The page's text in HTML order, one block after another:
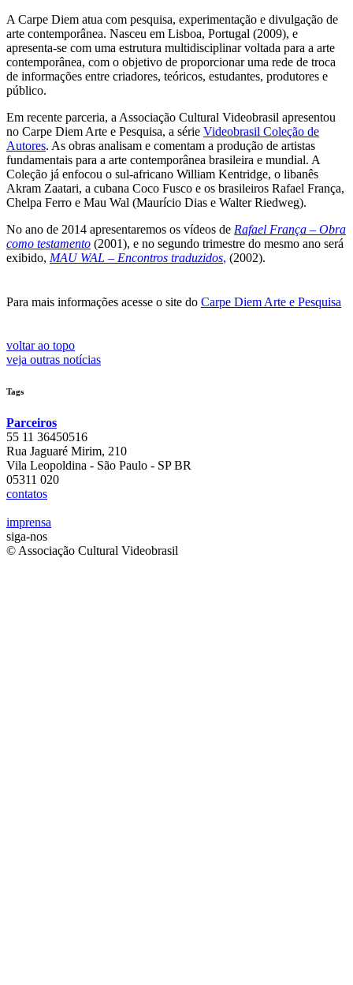
A Carpe Diem atua com pesquisa, experimentação e divulgação de
arte contemporânea. Nasceu em Lisboa, Portugal (2009), e
apresenta-se com uma estrutura multidisciplinar voltada para a arte
contemporânea, com o objetivo de proporcionar uma rede de troca
de informações entre criadores, teóricos, estudantes, produtores e
público.
Em recente parceria, a Associação Cultural Videobrasil apresentou
no Carpe Diem Arte e Pesquisa, a série Videobrasil Coleção de
Autores. As obras analisam e comentam a produção de artistas
fundamentais para a arte contemporânea brasileira e mundial. A
Coleção já enfocou o sul-africano William Kentridge, o libanês
Akram Zaatari, a cubana Coco Fusco e os brasileiros Rafael França,
Chelpa Ferro e Mau Wal (Maurício Dias e Walter Riedweg).
No ano de 2014 apresentaremos os vídeos de Rafael França – Obra
como testamento (2001), e no segundo trimestre do mesmo ano será
exibido, MAU WAL – Encontros traduzidos, (2002).
Para mais informações acesse o site do Carpe Diem Arte e Pesquisa
voltar ao topo
veja outras notícias
Tags
Parceiros
55 11 36450516
Rua Jaguaré Mirim, 210
Vila Leopoldina - São Paulo - SP BR
05311 020
contatos
imprensa
siga-nos
© Associação Cultural Videobrasil